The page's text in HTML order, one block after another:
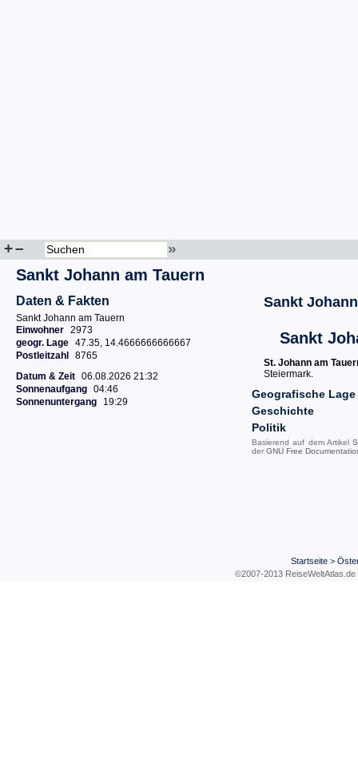
+– »
Sankt Johann am Tauern
Daten & Fakten
Sankt Johann am Tauern
Einwohner 2973
geogr. Lage 47.35, 14.4666666666667
Postleitzahl
8765
Datum & Zeit 06.08.2026 21:32
Sonnenaufgang 04:46
Sonnenuntergang
19:29
Sankt
Sankt
St. Johann am
Steiermark.
Geografische Lage
Geschichte
Politik
Basierend auf dem Artikel
der GNU Free
Startseite>
©2007-2013